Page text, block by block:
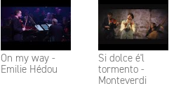
On my way -
Emilie Hédou
Si dolce é'l
tormento -
Monteverdi